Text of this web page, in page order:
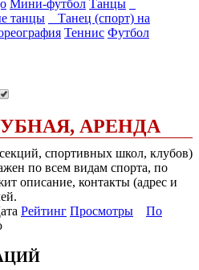
Мини-футбол Танцы
танцы
Танец (спорт) на
Теннис Футбол
АРЕНДА
спортивных школ, клубов)
по всем видам спорта, по
описание, контакты (адрес и
Рейтинг Просмотры
По